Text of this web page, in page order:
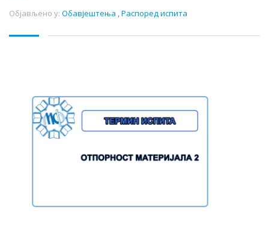
Објављено у: Обавјештења ,Распоред испита